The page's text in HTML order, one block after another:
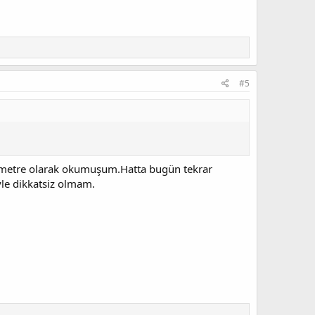
#5
olarak okumuşum.Hatta bugün tekrar
dikkatsiz olmam.